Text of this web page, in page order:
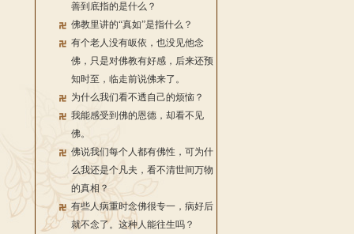
善到底指的是什么？
佛教里讲的“真如”是指什么？
有个老人没有皈依，也没见他念
佛，只是对佛教有好感，后来还预
知时至，临走前说佛来了。
为什么我们看不透自己的烦恼？
我能感受到佛的恩德，却看不见
佛。
佛说我们每个人都有佛性，可为什
么我还是个凡夫，看不清世间万物
的真相？
有些人病重时念佛很专一，病好后
就不念了。这种人能往生吗？